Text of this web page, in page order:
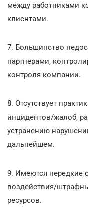
между работниками
клиентами.
7. Большинство
партнерами,
контроля компании.
8. Отсутствует
инцидентов/жалоб,
устранению
дальнейшем.
9. Имеются нередкие
воздействия/
ресурсов.